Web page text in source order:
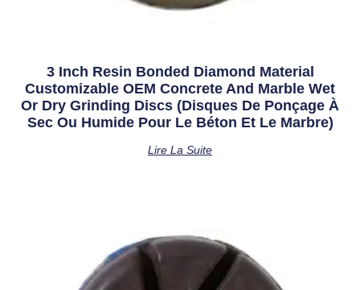
3 Inch Resin Bonded Diamond Material
Customizable OEM Concrete And Marble Wet
Or Dry Grinding Discs (Disques De Ponçage À
Sec Ou Humide Pour Le Béton Et Le Marbre)
Lire La Suite